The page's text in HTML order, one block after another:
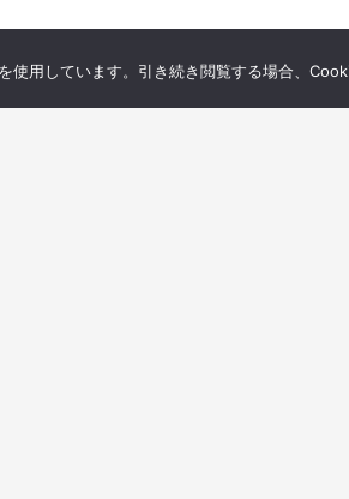
用しています。引き続き閲覧する場合、